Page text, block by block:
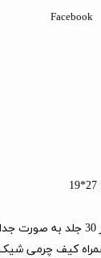
Facebook
قرآن در 30 جلد به
کیف چرمی